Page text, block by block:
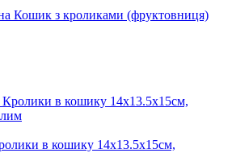
Кошик з кроликами (фруктовниця)
в кошику 14х13.5х15см,